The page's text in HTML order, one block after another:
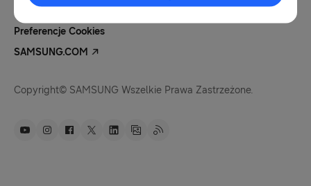
Pliki Cookies
Preferencje Cookies
SAMSUNG.COM
Copyright© SAMSUNG Wszelkie Prawa Zastrzeżone.